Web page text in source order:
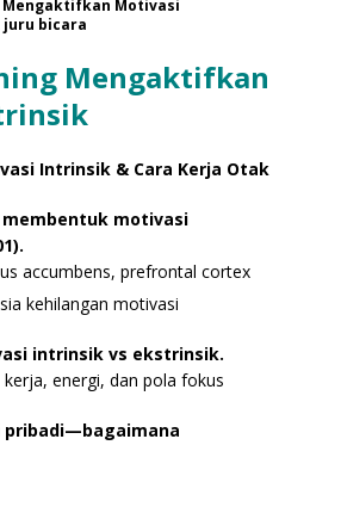
Motivasi
bicara
Mengaktifkan
Intrinsik & Cara Kerja Otak
motivasi
accumbens, prefrontal cortex
kehilangan motivasi
intrinsik vs ekstrinsik.
energi, dan pola fokus
pribadi—bagaimana